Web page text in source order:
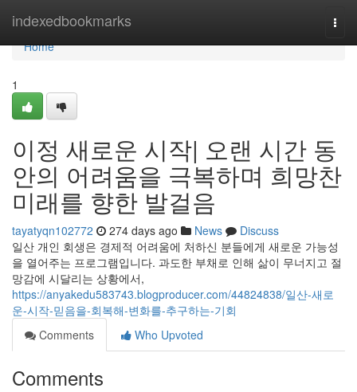
indexedbookmarks
Home
Home
1
이정 새로운 시작| 오랜 시간 동
안의 어려움을 극복하며 희망찬
미래를 향한 발걸음
tayatyqn102772 274 days ago News
Discuss
일산 개인 회생은 경제적 어려움에 처하신 분들에게 새로운 가능성
을 열어주는 프로그램입니다. 과도한 부채로 인해 삶이 무너지고 절
망감에 시달리는 상황에서,
https://anyakedu583743.blogproducer.com/44824838/일산-새로
운-시작-믿음을-회복해-변화를-추구하는-기회
Comments
Who Upvoted
Comments